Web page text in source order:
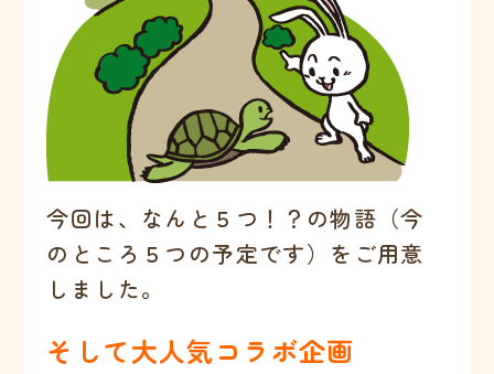
今回は、なんと５つ！？の物語（今
のところ５つの予定です）をご用意
しました。
そして大人気コラボ企画